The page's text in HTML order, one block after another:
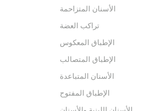
الأسنان المتزاحمة
تراكب العضة
الإطباق المعكوس
الإطباق المتصالب
الأسنان المتباعدة
الإطباق المفتوح